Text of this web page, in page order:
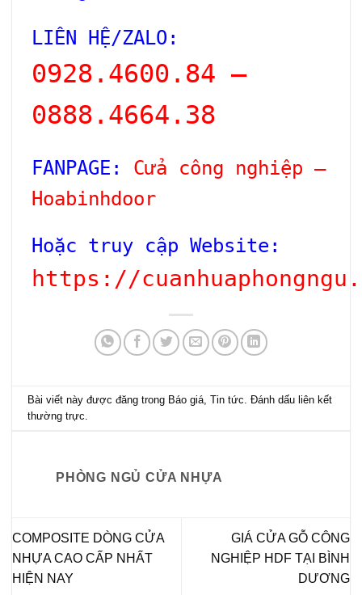
LIÊN HỆ/ZALO:
0928.4600.84 –
0888.4664.38
FANPAGE:
Cửa công nghiệp –
Hoabinhdoor
Hoặc truy cập Website:
https://
Bài viết này được đăng trong Báo giá ,Tin tức . Đánh dấuliên kết
thường trực
PHÒNG NGỦ CỬA NHỰA
COMPOSITE DÒNG CỬA
NHỰA CAO CẤP NHẤT
HIỆN NAY
GIÁ CỬA GỖ CÔNG
NGHIỆP HDF TẠI BÌNH
DƯƠNG